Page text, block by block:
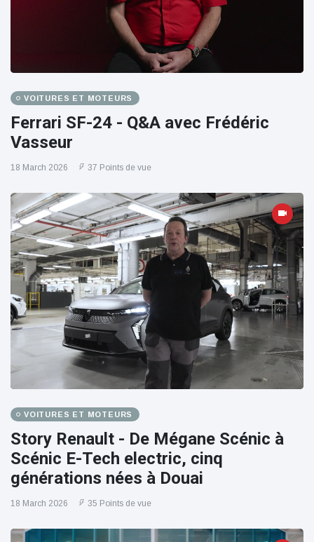
VOITURES ET MOTEURS
Ferrari SF-24 - Q&A avec Frédéric
Vasseur
18 March 2026 37 Points de vue
VOITURES ET MOTEURS
Story Renault - De Mégane Scénic à
Scénic E-Tech electric, cinq
générations nées à Douai
18 March 2026 35 Points de vue